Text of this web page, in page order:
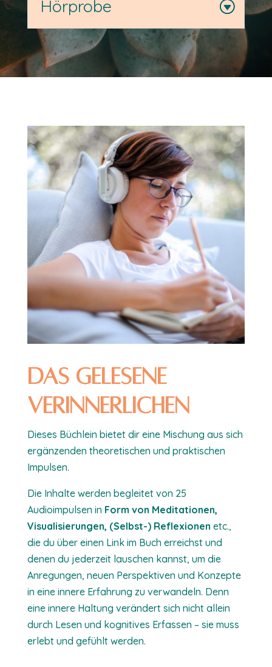
Hörprobe
Das Gelesene
verinnerlichen
Dieses Büchlein bietet dir eine Mischung aus sich
ergänzenden theoretischen und praktischen
Impulsen.
Die Inhalte werden begleitet von 25
Audioimpulsen in Form von Meditationen,
Visualisierungen, (Selbst-) Reflexionen etc.,
die du über einen Link im Buch erreichst und
denen du jederzeit lauschen kannst, um die
Anregungen, neuen Perspektiven und Konzepte
in eine innere Erfahrung zu verwandeln. Denn
eine innere Haltung verändert sich nicht allein
durch Lesen und kognitives Erfassen – sie muss
erlebt und gefühlt werden.